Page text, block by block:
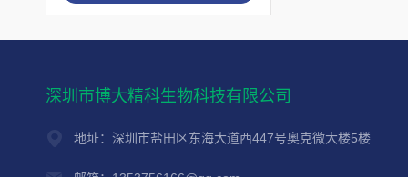
深圳市博大精科生物科技有限公司
地址：深圳市盐田区东海大道西447号奥克微大楼5楼